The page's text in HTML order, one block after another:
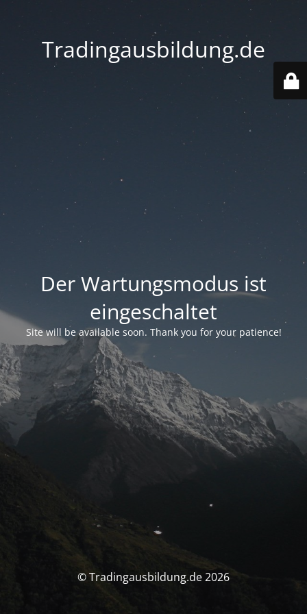
Tradingausbildung.de
Der Wartungsmodus ist
eingeschaltet
Site will be available soon. Thank you for your patience!
© Tradingausbildung.de 2026